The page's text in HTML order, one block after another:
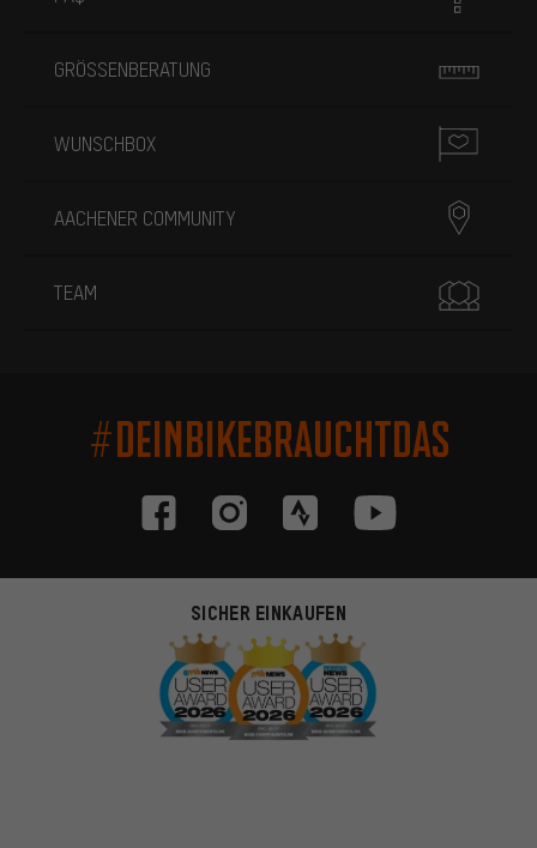
GRÖSSENBERATUNG
WUNSCHBOX
AACHENER COMMUNITY
TEAM
#DEINBIKEBRAUCHTDAS
SICHER EINKAUFEN